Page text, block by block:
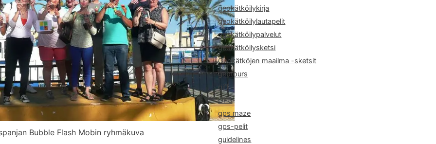
Bubble Flash Mobin ryhmäkuva
geokätköilykirja
geokätköilylautapelit
geokätköilypalvelut
geokätköilysketsi
Geokätköjen maailma -sketsit
geotours
giff
GPS
gps maze
gps-pelit
guidelines